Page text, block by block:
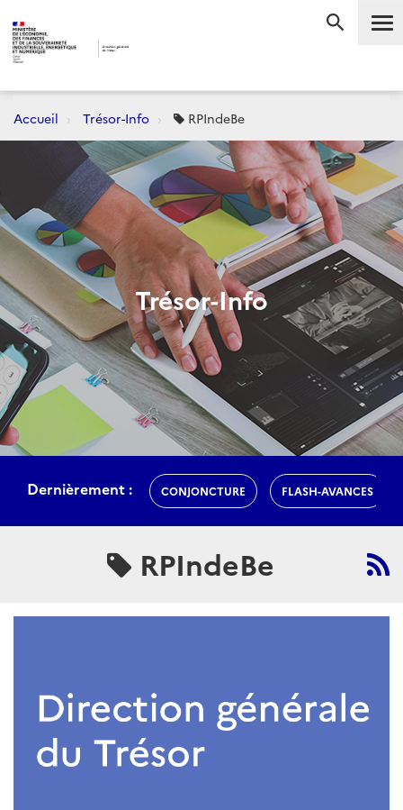
Accueil Trésor-Info RPIndeBe
Trésor-Info
Dernièrement : CONJONCTURE FLASH-AVANCES
RPIndeBe